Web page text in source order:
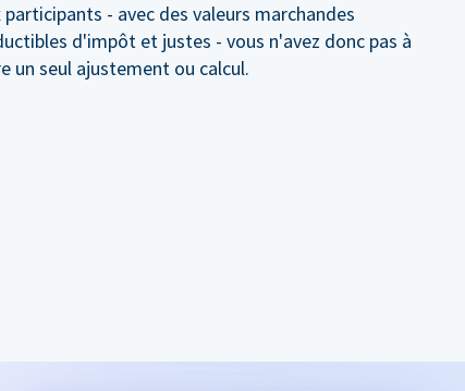
participants - avec des valeurs marchandes
d'impôt et justes - vous n'avez donc pas à
un seul ajustement ou calcul.